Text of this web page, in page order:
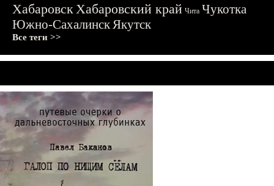
ХабаровскХабаровский край Чита Чукотка
Южно-СахалинскЯкутск
Все теги >>